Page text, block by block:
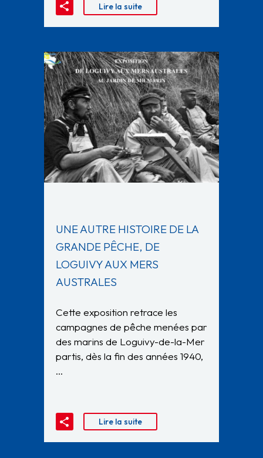
Lire la suite
UNE AUTRE HISTOIRE DE LA
GRANDE PÊCHE, DE
LOGUIVY AUX MERS
AUSTRALES
Cette exposition retrace les
campagnes de pêche menées par
des marins de Loguivy-de-la-Mer
partis, dès la fin des années 1940,
…
Lire la suite